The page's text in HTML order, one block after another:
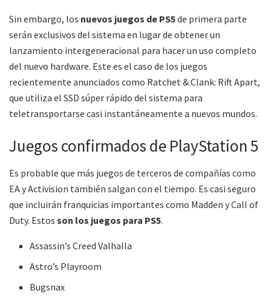
Sin embargo, los nuevos juegos de PS5de primera parte
serán exclusivos del sistema en lugar de obtener un
lanzamiento intergeneracional para hacer un uso completo
del nuevo hardware. Este es el caso de los juegos
recientemente anunciados como Ratchet & Clank: Rift Apart,
que utiliza el SSD súper rápido del sistema para
teletransportarse casi instantáneamente a nuevos mundos.
Juegos confirmados de PlayStation 5
Es probable que más juegos de terceros de compañías como
EA y Activision también salgan con el tiempo. Es casi seguro
que incluirán franquicias importantes como Madden y Call of
Duty. Estos son los juegos para PS5.
Assassin’s Creed Valhalla
Astro’s Playroom
Bugsnax